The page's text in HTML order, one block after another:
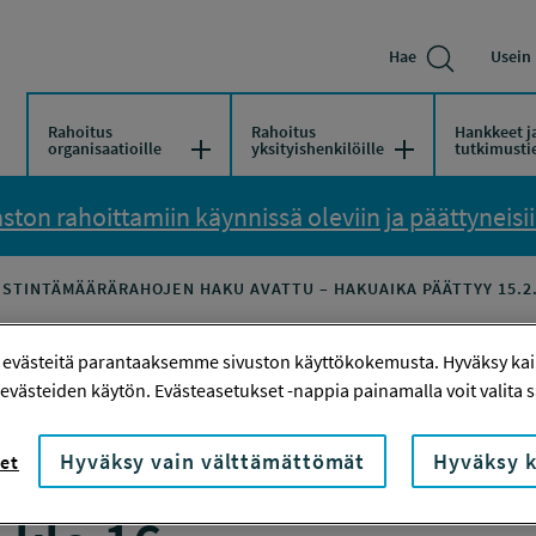
Hae
Rahoitus
organisaatioille Avaa/Sulje valikko
Rahoitus
yksityishenkilöille Avaa/Sulje
Hankkeet
rahoittamiin käynnissä oleviin ja
HAKU AVATTU – HAKUAIKA PÄÄTTYY
ja
– hakuaika päättyy
parantaaksemme sivuston käyttökokemusta. Hyväksy
käytön. Evästeasetukset -nappia painamalla voit valita
Hyväksy vain välttämättömät Hyväksy